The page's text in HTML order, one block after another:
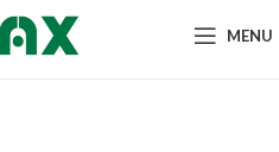
MENU